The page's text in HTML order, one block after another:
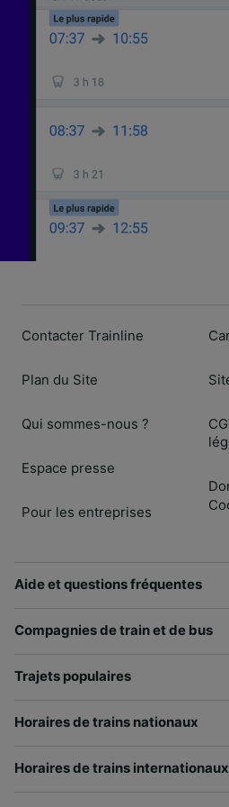
Contacter Trainline
Plan du Site
Qui sommes-nous ?
Espace presse
Pour les entreprises
Aide et questions fréquentes
Compagnies de train et de bus
Trajets populaires
Horaires de trains nationaux
Horaires de trains internationaux
l’identification. Stocker et/
informations sur un
performance des
études d’audience et
Liste de nos partenaires